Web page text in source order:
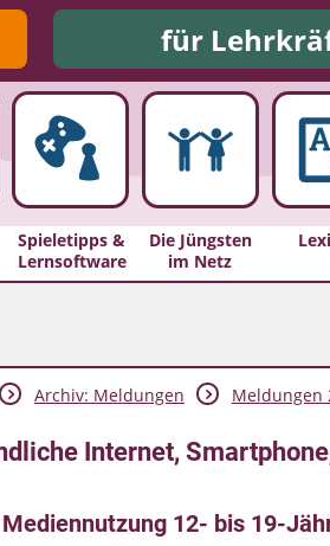
für
Spieletipps &
Lernsoftware
Die Jüngsten
im Netz
Archiv: Meldungen Meldungen
Internet,
12- bis 19-